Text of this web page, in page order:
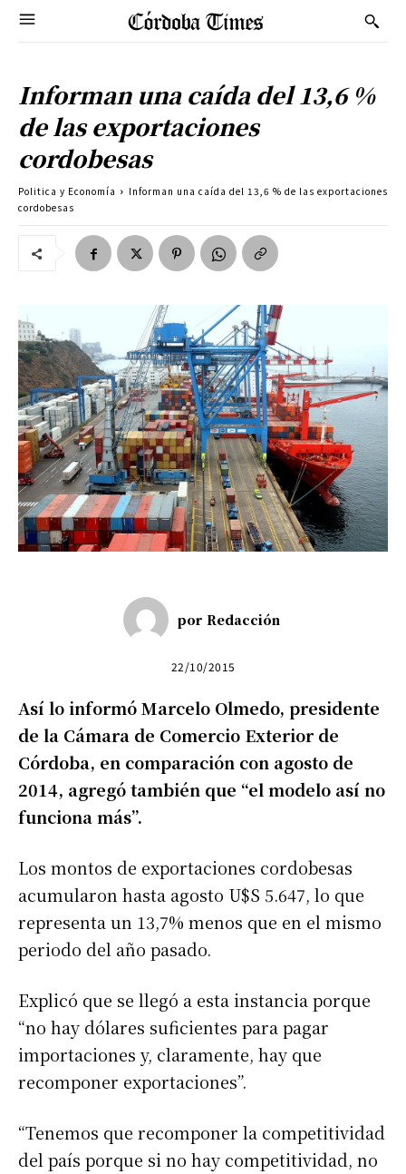
Informan una caída del 13,6 %
de las exportaciones
cordobesas
Politica y Economía
Informan una caída del 13,6 % de las exportaciones
cordobesas
por Redacción
22/10/2015
Así lo informó Marcelo Olmedo, presidente
de la Cámara de Comercio Exterior de
Córdoba, en comparación con agosto de
2014, agregó también que “el modelo así no
funciona más”.
Los montos de exportaciones cordobesas
acumularon hasta agosto U$S 5.647, lo que
representa un 13,7% menos que en el mismo
periodo del año pasado.
Explicó que se llegó a esta instancia porque
“no hay dólares suficientes para pagar
importaciones y, claramente, hay que
recomponer exportaciones”.
“Tenemos que recomponer la competitividad
del país porque si no hay competitividad, no